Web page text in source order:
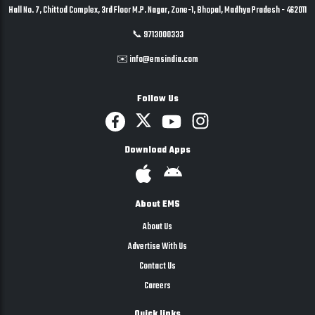
Hall No. 7, Chittod Complex, 3rd Floor M.P. Nagar, Zone-1, Bhopal, Madhya Pradesh - 462011
📞 9713000333
✉️ info@emsindia.com
Follow Us
Download Apps
About EMS
About Us
Advertise With Us
Contact Us
Careers